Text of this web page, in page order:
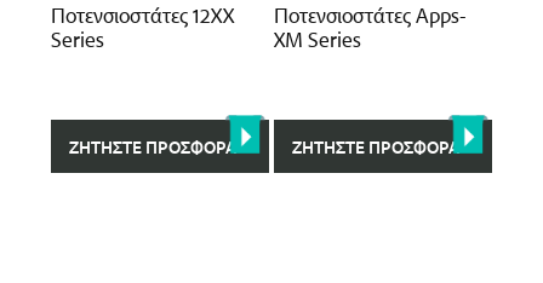
Ποτενσιοστάτες 12XX
Series
ΖΗΤΉΣΤΕ ΠΡΟΣΦΟΡΆ
Ποτενσιοστάτες Apps-
XM Series
ΖΗΤΉΣΤΕ ΠΡΟΣΦΟΡΆ